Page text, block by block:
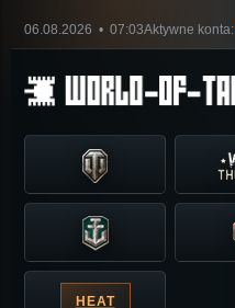
06.08.2026 • 07:03Aktywne konta:
HEAT